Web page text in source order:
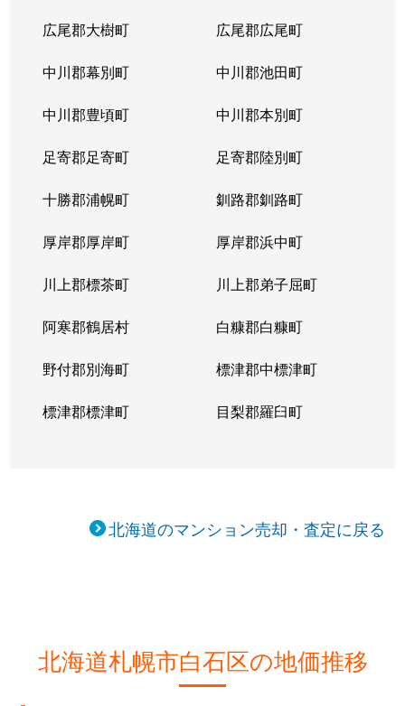
広尾郡大樹町 広尾郡広尾町
中川郡幕別町 中川郡池田町
中川郡豊頃町 中川郡本別町
足寄郡足寄町 足寄郡陸別町
十勝郡浦幌町 釧路郡釧路町
厚岸郡厚岸町 厚岸郡浜中町
川上郡標茶町 川上郡弟子屈町
阿寒郡鶴居村 白糠郡白糠町
野付郡別海町 標津郡中標津町
標津郡標津町 目梨郡羅臼町
北海道のマンション売却・査定に戻る
北海道札幌市白石区の地価推移